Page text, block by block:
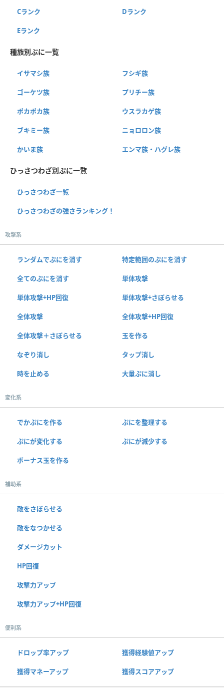
Cランク Dランク
Eランク
種族別ぷに一覧
イサマシ族 フシギ族
ゴーケツ族 プリチー族
ポカポカ族 ウスラカゲ族
ブキミー族 ニョロロン族
かいま族 エンマ族・ハグレ族
ひっさつわざ別ぷに一覧
ひっさつわざ一覧
ひっさつわざの強さランキング！
攻撃系
ランダムでぷにを消す 特定範囲のぷにを消す
全てのぷにを消す 単体攻撃
単体攻撃+HP回復 単体攻撃+さぼらせる
全体攻撃 全体攻撃+HP回復
全体攻撃＋さぼらせる 玉を作る
なぞり消し タップ消し
時を止める 大量ぷに消し
変化系
でかぷにを作る ぷにを整理する
ぷにが変化する ぷにが減少する
ボーナス玉を作る
補助系
敵をさぼらせる
敵をなつかせる
ダメージカット
HP回復
攻撃力アップ
攻撃力アップ+HP回復
便利系
ドロップ率アップ 獲得経験値アップ
獲得マネーアップ 獲得スコアアップ